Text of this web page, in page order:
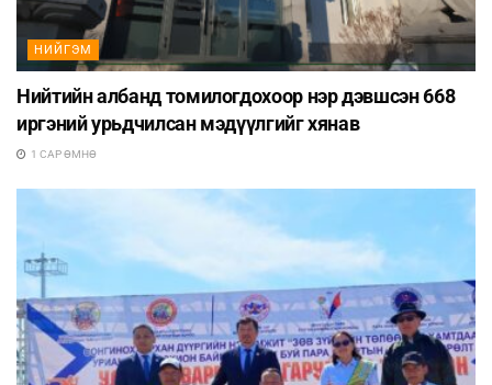
НИЙГЭМ
Нийтийн албанд томилогдохоор нэр дэвшсэн 668
иргэний урьдчилсан мэдүүлгийг хянав
1 САР ӨМНӨ